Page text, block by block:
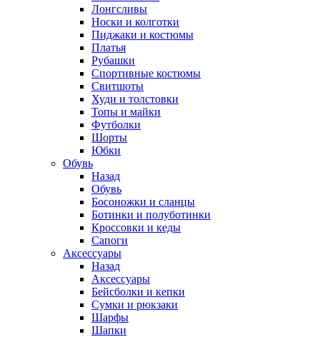
Лонгсливы
Носки и колготки
Пиджаки и костюмы
Платья
Рубашки
Спортивные костюмы
Свитшоты
Худи и толстовки
Топы и майки
Футболки
Шорты
Юбки
Обувь
Назад
Обувь
Босоножки и сланцы
Ботинки и полуботинки
Кроссовки и кеды
Сапоги
Аксессуары
Назад
Аксессуары
Бейсболки и кепки
Сумки и рюкзаки
Шарфы
Шапки